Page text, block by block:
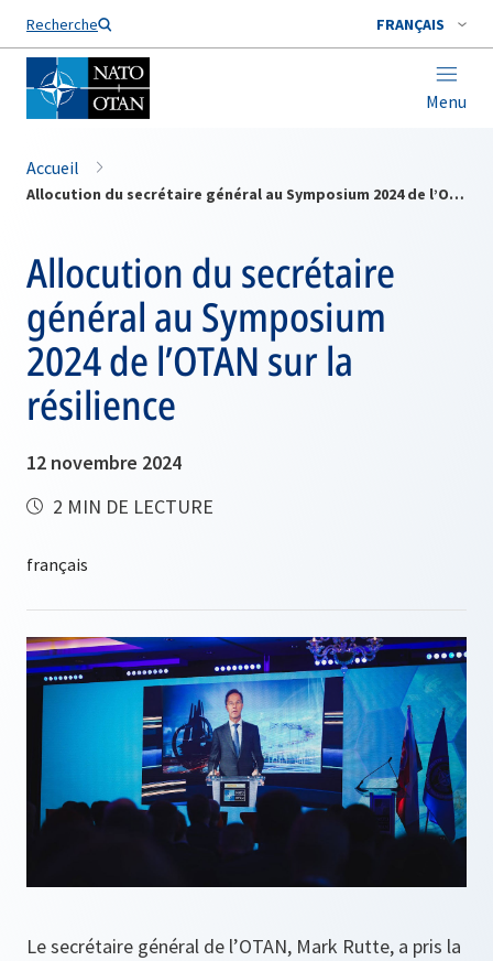
Recherche FRANÇAIS
Menu
Nom de famille*
Accueil
Allocution du secrétaire général au Symposium 2024 de l’OTAN sur la résilience
Allocution du secrétaire
général au Symposium
2024 de l’OTAN sur la
résilience
12 novembre 2024
2 MIN DE LECTURE
Le secrétaire général de l’OTAN, Mark Rutte, a pris la